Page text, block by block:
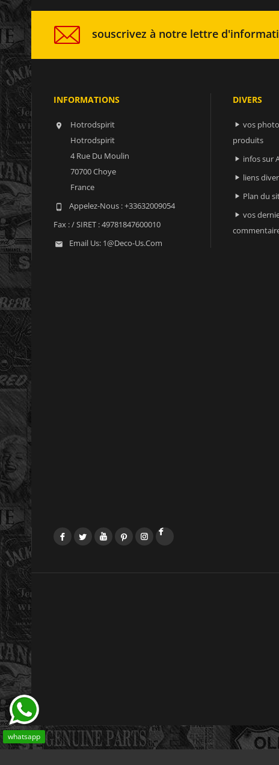
souscrivez à notre lettre
INFORMATIONS

Hotrodspirit
Hotrodspirit
4 Rue Du Moulin
70700 Choye
France
 Appelez-Nous :+33632009054
Fax :/ SIRET : 49781847600010
 Email Us: 1@deco-Us.com
DIVERS
 vos
produits
 infos sur
 liens
 Plan du
 vos
FacebookTwitterYouTubePinterestInstagram
whatsapp